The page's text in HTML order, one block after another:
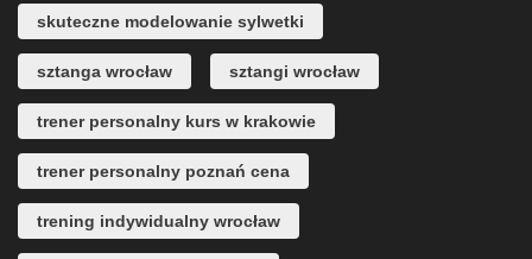
skuteczne modelowanie sylwetki
sztanga wrocław sztangi wrocław
trener personalny kurs w krakowie
trener personalny poznań cena
trening indywidualny wrocław